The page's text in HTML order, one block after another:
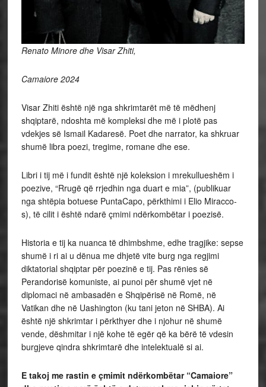
Renato Minore dhe Visar Zhiti,
Camaiore 2024
Visar Zhiti është një nga shkrimtarët më të mëdhenj
shqiptarë, ndoshta më kompleksi dhe më i plotë pas
vdekjes së Ismail Kadaresë. Poet dhe narrator, ka shkruar
shumë libra poezi, tregime, romane dhe ese.
Libri i tij më i fundit është një koleksion i mrekullueshëm i
poezive, “Rrugë që rrjedhin nga duart e mia”, (publikuar
nga shtëpia botuese PuntaCapo, përkthimi i Elio Miracco-
s), të cilit i është ndarë çmimi ndërkombëtar i poezisë.
Historia e tij ka nuanca të dhimbshme, edhe tragjike: sepse
shumë i ri ai u dënua me dhjetë vite burg nga regjimi
diktatorial shqiptar për poezinë e tij. Pas rënies së
Perandorisë komuniste, ai punoi për shumë vjet në
diplomaci në ambasadën e Shqipërisë në Romë, në
Vatikan dhe në Uashington (ku tani jeton në SHBA). Ai
është një shkrimtar i përkthyer dhe i njohur në shumë
vende, dëshmitar i një kohe të egër që ka bërë të vdesin
burgjeve qindra shkrimtarë dhe intelektualë si ai.
E takoj me rastin e çmimit ndërkombëtar “Camaiore”